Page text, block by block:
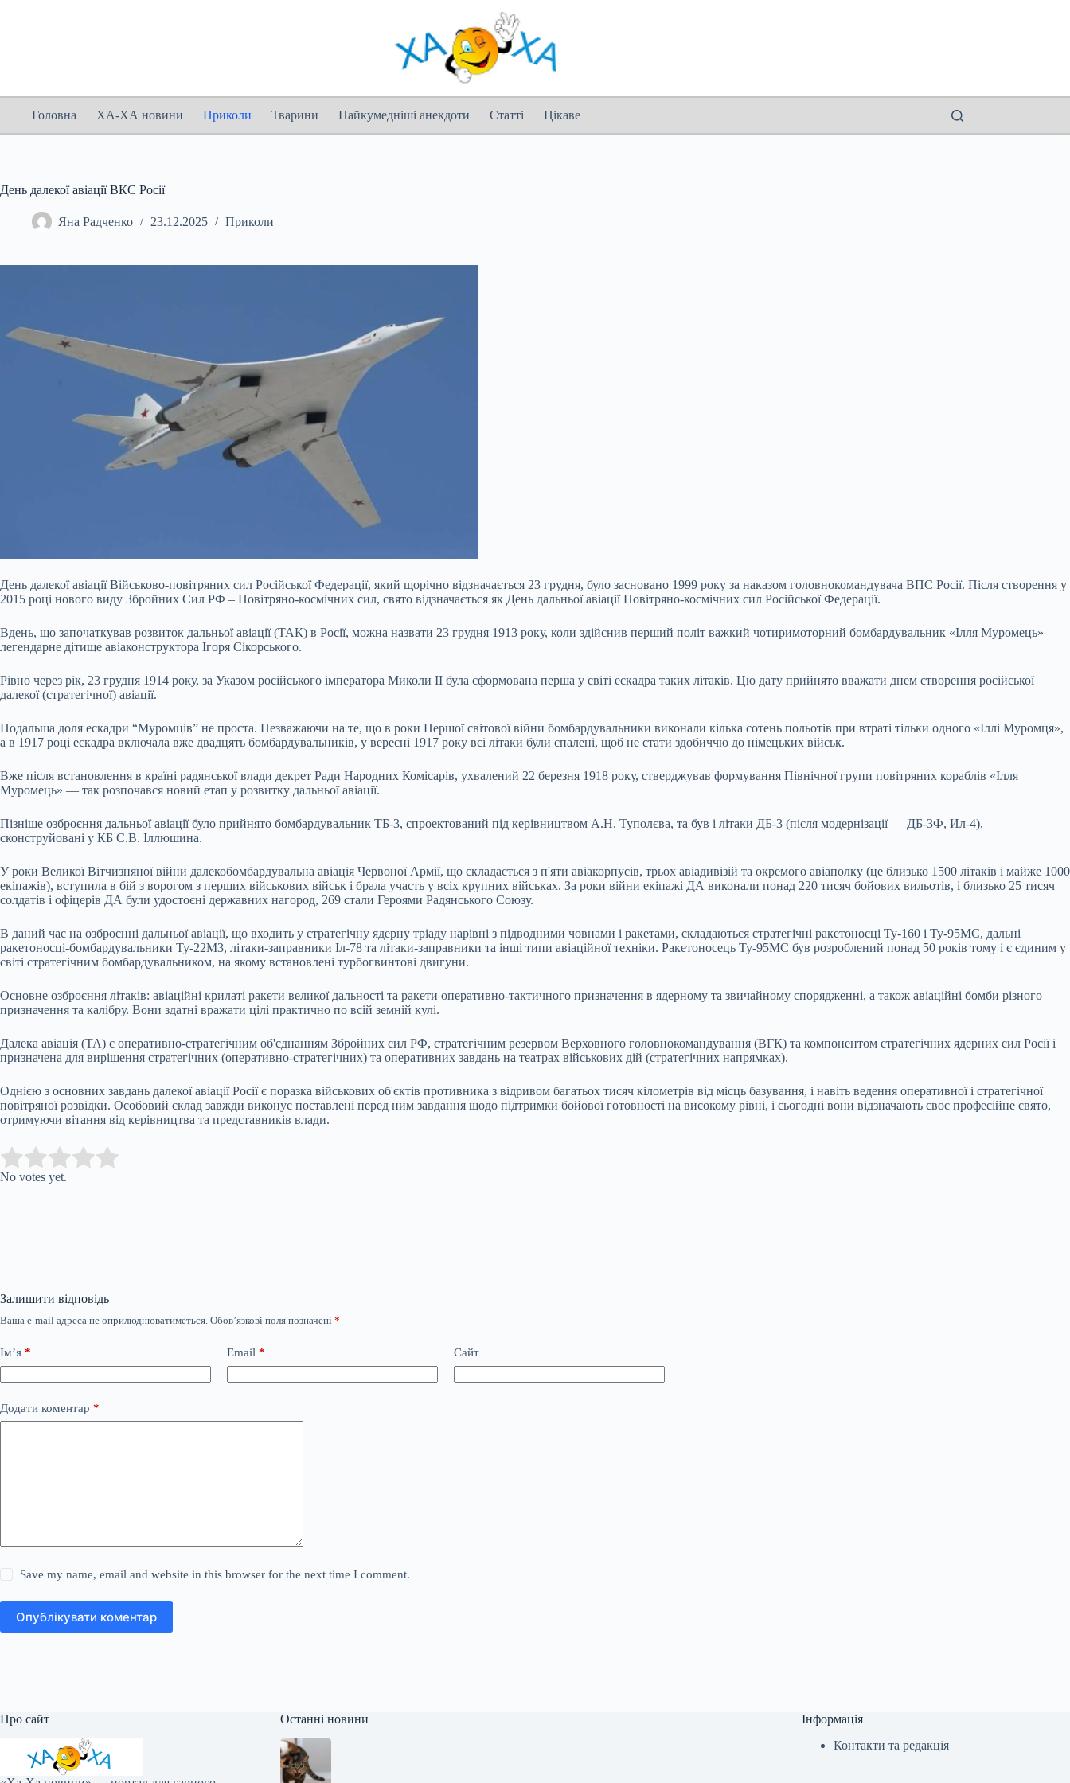
Головна ХА-ХА новини Приколи Тварини Найкумедніші анекдоти Статті Цікаве
День далекої авіації ВКС Росії
Яна Радченко 23.12.2025 Приколи
День далекої авіації Військово-повітряних сил Російської Федерації, який щорічно відзначається 23 грудня, було засновано 1999 року за наказом головнокомандувача ВПС Росії. Після створення у
2015 році нового виду Збройних Сил РФ – Повітряно-космічних сил, свято відзначається як День дальньої авіації Повітряно-космічних сил Російської Федерації.
Вдень, що започаткував розвиток дальньої авіації (ТАК) в Росії, можна назвати 23 грудня 1913 року, коли здійснив перший політ важкий чотиримоторний бомбардувальник «Ілля Муромець» —
легендарне дітище авіаконструктора Ігоря Сікорського.
Рівно через рік, 23 грудня 1914 року, за Указом російського імператора Миколи II була сформована перша у світі ескадра таких літаків. Цю дату прийнято вважати днем створення російської
далекої (стратегічної) авіації.
Подальша доля ескадри “Муромців” не проста. Незважаючи на те, що в роки Першої світової війни бомбардувальники виконали кілька сотень польотів при втраті тільки одного «Іллі Муромця»,
а в 1917 році ескадра включала вже двадцять бомбардувальників, у вересні 1917 року всі літаки були спалені, щоб не стати здобиччю до німецьких військ.
Вже після встановлення в країні радянської влади декрет Ради Народних Комісарів, ухвалений 22 березня 1918 року, стверджував формування Північної групи повітряних кораблів «Ілля
Муромець» — так розпочався новий етап у розвитку дальньої авіації.
Пізніше озброєння дальньої авіації було прийнято бомбардувальник ТБ-3, спроектований під керівництвом А.Н. Туполєва, та був і літаки ДБ-3 (після модернізації — ДБ-3Ф, Ил-4),
сконструйовані у КБ С.В. Іллюшина.
У роки Великої Вітчизняної війни далекобомбардувальна авіація Червоної Армії, що складається з п'яти авіакорпусів, трьох авіадивізій та окремого авіаполку (це близько 1500 літаків і майже 1000
екіпажів), вступила в бій з ворогом з перших військових військ і брала участь у всіх крупних військах. За роки війни екіпажі ДА виконали понад 220 тисяч бойових вильотів, і близько 25 тисяч
солдатів і офіцерів ДА були удостоєні державних нагород, 269 стали Героями Радянського Союзу.
В даний час на озброєнні дальньої авіації, що входить у стратегічну ядерну тріаду нарівні з підводними човнами і ракетами, складаються стратегічні ракетоносці Ту-160 і Ту-95МС, дальні
ракетоносці-бомбардувальники Ту-22М3, літаки-заправники Іл-78 та літаки-заправники та інші типи авіаційної техніки. Ракетоносець Ту-95МС був розроблений понад 50 років тому і є єдиним у
світі стратегічним бомбардувальником, на якому встановлені турбогвинтові двигуни.
Основне озброєння літаків: авіаційні крилаті ракети великої дальності та ракети оперативно-тактичного призначення в ядерному та звичайному спорядженні, а також авіаційні бомби різного
призначення та калібру. Вони здатні вражати цілі практично по всій земній кулі.
Далека авіація (ТА) є оперативно-стратегічним об'єднанням Збройних сил РФ, стратегічним резервом Верховного головнокомандування (ВГК) та компонентом стратегічних ядерних сил Росії і
призначена для вирішення стратегічних (оперативно-стратегічних) та оперативних завдань на театрах військових дій (стратегічних напрямках).
Однією з основних завдань далекої авіації Росії є поразка військових об'єктів противника з відривом багатьох тисяч кілометрів від місць базування, і навіть ведення оперативної і стратегічної
повітряної розвідки. Особовий склад завжди виконує поставлені перед ним завдання щодо підтримки бойової готовності на високому рівні, і сьогодні вони відзначають своє професійне свято,
отримуючи вітання від керівництва та представників влади.
Rate this item:
No votes yet.
Залишити відповідь
Ваша e-mail адреса не оприлюднюватиметься. Обов’язкові поля позначені *
Ім’я * Email * Сайт
Додати коментар *
Save my name, email and website in this browser for the next time I comment.
Опублікувати коментар
Про сайт Останні новини
Інформація
Контакти та редакція